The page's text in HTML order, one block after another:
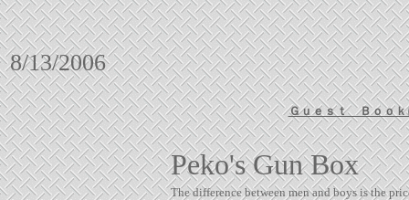
8/13/2006
Ｇｕｅｓｔ Ｂｏｏｋ
Peko's Gun Box
The difference between men and boys is the